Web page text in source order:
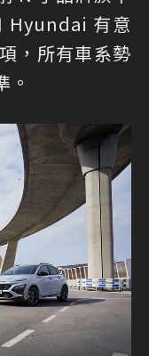
Hyundai 有意
，所有車系勢
。